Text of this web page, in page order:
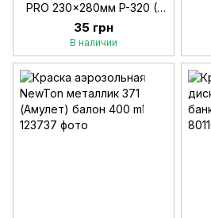
PRO 230x280мм P-320 (1
шт.)
35 грн
В наличии